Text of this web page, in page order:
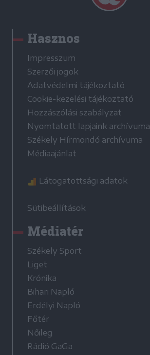
Hasznos
Impresszum
Szerzői jogok
Adatvédelmi tájékoztató
Cookie-kezelési tájékoztató
Hozzászólási szabályzat
Nyomtatott lapjaink archívuma
Székely Hírmondó archívuma
Médiaajánlat
Látogatottsági adatok
Sütibeállítások
Médiatér
Székely Sport
Liget
Krónika
Bihari Napló
Erdélyi Napló
Főtér
Nőileg
Rádió GaGa